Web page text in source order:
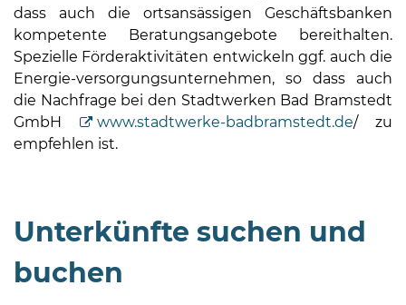
Do
Uhr
dass auch die ortsansässigen Geschäftsbanken
kompetente Beratungsangebote bereithalten.
Spezielle Förderaktivitäten entwickeln ggf. auch die
Energie-versorgungsunternehmen, so dass auch
die Nachfrage bei den Stadtwerken Bad Bramstedt
GmbH
www.stadtwerke-badbramstedt.de/ zu
empfehlen ist.
Unterkünfte suchen und
buchen